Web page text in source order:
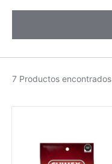
7 Productos encontrados